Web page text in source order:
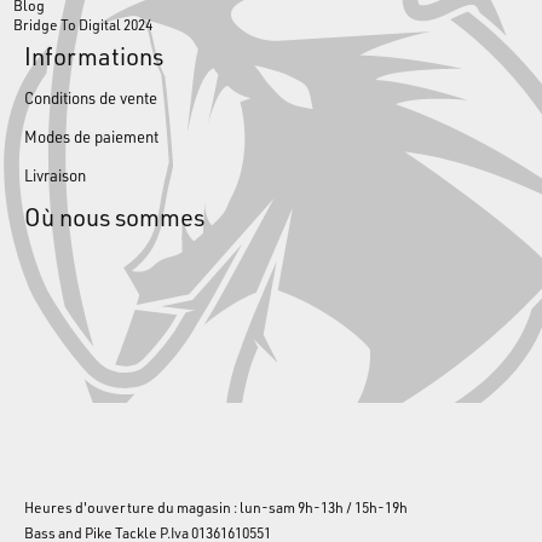
Blog
Bridge To Digital 2024
Informations
Conditions de vente
Modes de paiement
Livraison
Où nous sommes
Heures d'ouverture du magasin : lun-sam 9h-13h / 15h-19h
Bass and Pike Tackle P.Iva 01361610551